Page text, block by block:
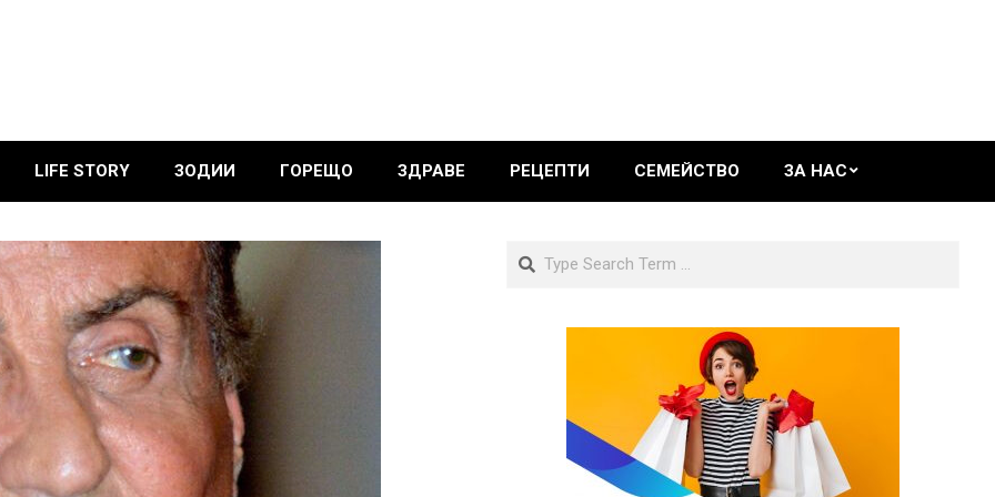
LIFE STORY ЗОДИИ ГОРЕЩО ЗДРАВЕ РЕЦЕПТИ СЕМЕЙСТВО ЗА НАС
Search